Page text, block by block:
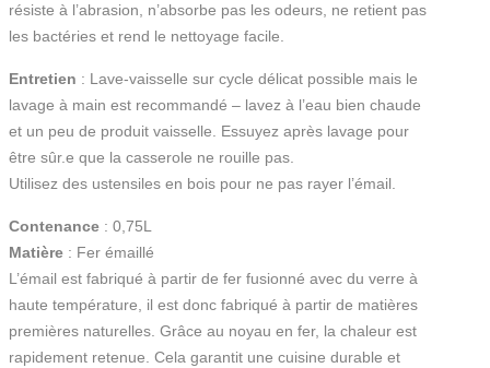
résiste à l’abrasion, n’absorbe pas les odeurs, ne retient pas
les bactéries et rend le nettoyage facile.
Entretien : Lave-vaisselle sur cycle délicat possible mais le
lavage à main est recommandé – lavez à l’eau bien chaude
et un peu de produit vaisselle. Essuyez après lavage pour
être sûr.e que la casserole ne rouille pas.
Utilisez des ustensiles en bois pour ne pas rayer l’émail.
Contenance : 0,75L
Matière : Fer émaillé
L’émail est fabriqué à partir de fer fusionné avec du verre à
haute température, il est donc fabriqué à partir de matières
premières naturelles. Grâce au noyau en fer, la chaleur est
rapidement retenue. Cela garantit une cuisine durable et